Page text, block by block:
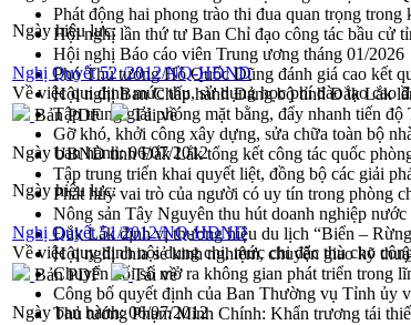
Phát động hai phong trào thi đua quan trọng trong
Hội nghị lần thứ tư Ban Chỉ đạo công tác bầu cử
Hội nghị Báo cáo viên Trung ương tháng 01/2026
Phó Thủ tướng Hồ Quốc Dũng đánh giá cao kết
Hội nghị Ban Chấp hành Đảng bộ tỉnh Đắk Lắk
Tập trung giải phóng mặt bằng, đẩy nhanh tiến
Gỡ khó, khởi công xây dựng, sửa chữa toàn bộ
UBND tỉnh Đắk Lắk tổng kết công tác quốc
Tập trung triển khai quyết liệt, đồng bộ các giải
Phát huy vai trò của người có uy tín trong phòng
Nông sản Tây Nguyên thu hút doanh nghiệp nước
Đắk Lắk định vị thương hiệu du lịch “Biển –
Hội nghị chia sẻ kinh nghiệm, chuyển giao kỹ
Chuyển đổi số mở ra không gian phát triển trong
Công bố quyết định của Ban Thường vụ Tỉnh ủy
Thủ tướng Phạm Minh Chính: Khẩn trương tái
Ngày hiệu lực:
Nghị Quyết 52 /2012/NQ-HĐND
Về việc qui định mức thu, sử dụng học phí đào tạo cao
Bản PDF
Tải về
Ngày ban hành:06/07/2012
Ngày hiệu lực:
Nghị Quyết 51/2012/NQ-HĐND
Về việc quy định nội dung chi, mức chi đặc thù cho
Bản PDF
Tải về
Ngày ban hành:06/07/2012